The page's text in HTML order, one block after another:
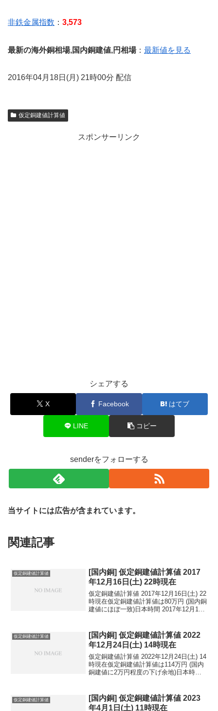
非鉄金属指数 ： 3,573
最新の海外銅相場,国内銅建値,円相場： 最新値を見る
2016年04月18日(月) 21時00分 配信
仮定銅建値計算値
スポンサーリンク
シェアする
X Facebook はてブ
LINE コピー
senderをフォローする
当サイトには広告が含まれています。
関連記事
仮定銅建値計算値
[国内銅] 仮定銅建値計算値 2017
年12月16日(土) 22時現在
仮定銅建値計算値 2017年12月16日(土) 22
時現在仮定銅建値計算値は80万円 (国内銅
建値にほぼ一致)日本時間 2017年12月16
円...
仮定銅建値計算値
[国内銅] 仮定銅建値計算値 2022
年12月24日(土) 14時現在
仮定銅建値計算値 2022年12月24日(土) 14
時現在仮定銅建値計算値は114万円 (国内
銅建値に2万円程度の下げ余地)日本時間
場1...
仮定銅建値計算値
[国内銅] 仮定銅建値計算値 2023
年4月1日(土) 11時現在